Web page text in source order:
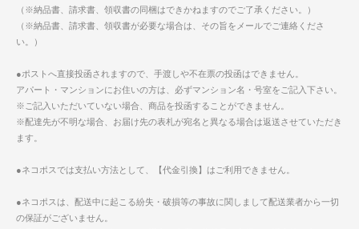
（※納品書、請求書、領収書の同梱はできかねますのでご了承ください。）
（※納品書、請求書、領収書が必要な場合は、その旨をメールでご連絡くださ
い。）
●ポストへ直接投函されますので、手渡しや不在票の投函はできません。
アパート・マンションにお住いの方は、必ずマンション名・号室をご記入下さい。
※ご記入いただいていない場合、商品を投函することができません。
※配達先が不明な場合、お届け先の表札が宛名と異なる場合は返送させていただき
ます。
●ネコポスでは支払い方法として、【代金引換】はご利用できません。
●ネコポスは、配送中に起こる紛失・破損等の事故に関しまして配送業者から一切
の保証がございません。